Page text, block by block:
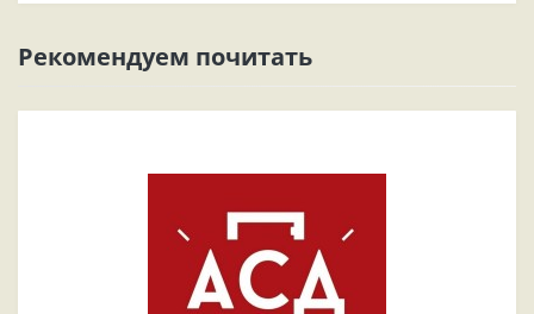
Рекомендуем почитать